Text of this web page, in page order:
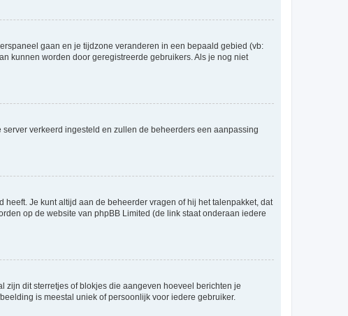
gaan en je tijdzone veranderen in een bepaald gebied (vb:
kunnen worden door geregistreerde gebruikers. Als je nog niet
verkeerd ingesteld en zullen de beheerders een aanpassing
Je kunt altijd aan de beheerder vragen of hij het talenpakket, dat
op de website van phpBB Limited (de link staat onderaan iedere
zijn dit sterretjes of blokjes die aangeven hoeveel berichten je
is meestal uniek of persoonlijk voor iedere gebruiker.